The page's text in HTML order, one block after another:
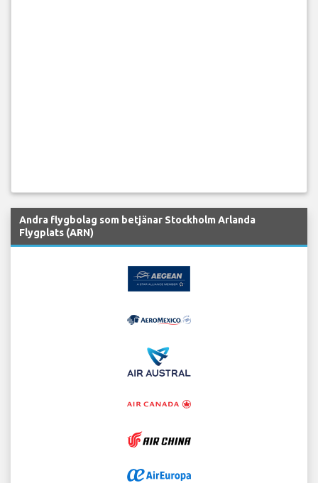
Andra flygbolag som betjänar Stockholm Arlanda
Flygplats (ARN)